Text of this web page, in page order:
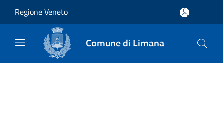
Regione Veneto
Comune di Limana